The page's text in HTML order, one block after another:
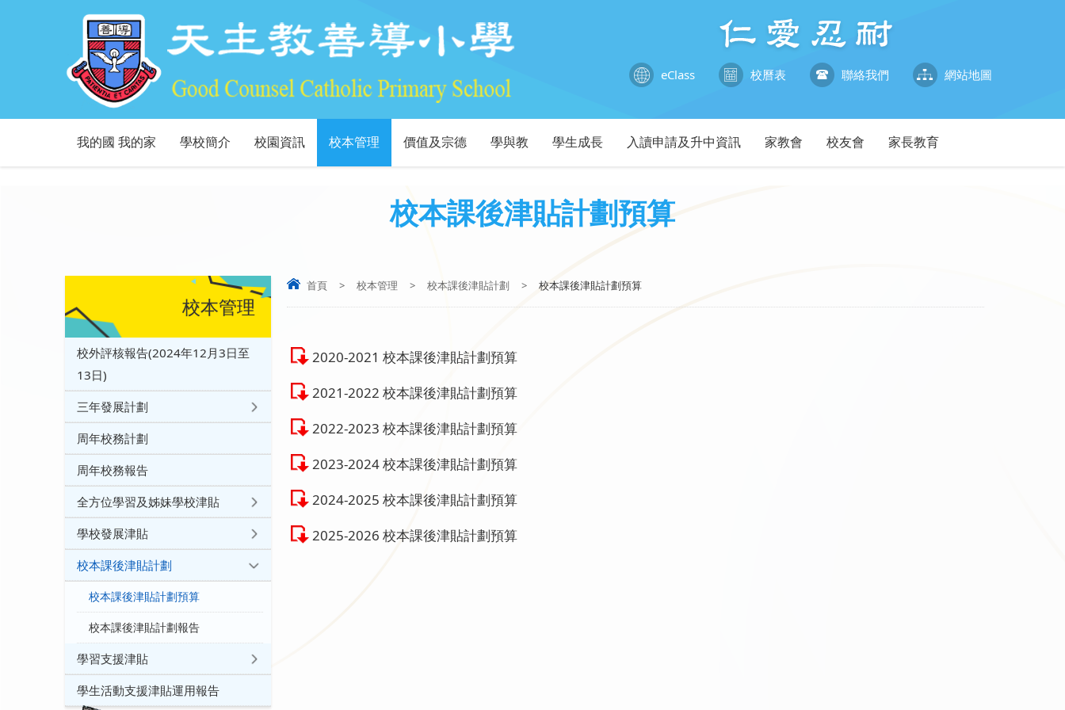
eClass 校曆表 聯絡我們 網站地圖
我的國 我的家 學校簡介 校園資訊 校本管理 價值及宗德 學與教 學生成長 入讀申請及升中資訊 家教會 校友會 家長教育
校本課後津貼計劃預算
首頁 > 校本管理 > 校本課後津貼計劃 > 校本課後津貼計劃預算
2020-2021 校本課後津貼計劃預算
2021-2022 校本課後津貼計劃預算
2022-2023 校本課後津貼計劃預算
2023-2024 校本課後津貼計劃預算
2024-2025 校本課後津貼計劃預算
2025-2026 校本課後津貼計劃預算
校本管理
校外評核報告(2024年12月3日至
13日)
三年發展計劃
周年校務計劃
周年校務報告
全方位學習及姊妹學校津貼
學校發展津貼
校本課後津貼計劃
校本課後津貼計劃預算
校本課後津貼計劃報告
學習支援津貼
學生活動支援津貼運用報告